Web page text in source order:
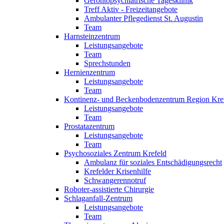
Treff Aktiv - Freizeitangebote
Ambulanter Pflegedienst St. Augustin
Team
Harnsteinzentrum
Leistungsangebote
Team
Sprechstunden
Hernienzentrum
Leistungsangebote
Team
Kontinenz- und Beckenbodenzentrum Region
Leistungsangebote
Team
Prostatazentrum
Leistungsangebote
Team
Psychosoziales Zentrum Krefeld
Ambulanz für soziales Entschädigungsrecht
Krefelder Krisenhilfe
Schwangerennotruf
Roboter-assistierte Chirurgie
Schlaganfall-Zentrum
Leistungsangebote
Team